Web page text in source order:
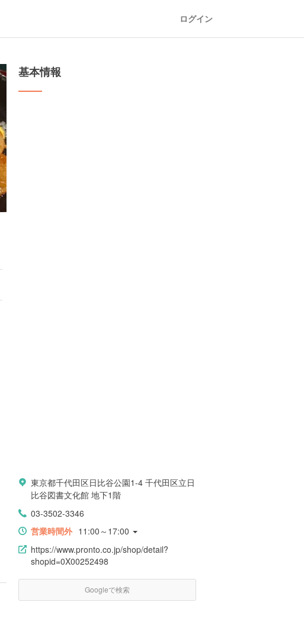
ログイン
基本情報
東京都千代田区日比谷公園1-4 千代田区立日
比谷図書文化館 地下1階
03-3502-3346
営業時間外 11:00～17:00
https://www.pronto.co.jp/shop/detail?
shopid=0X00252498
Googleで検索